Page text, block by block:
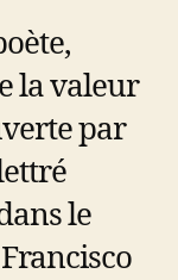
la valeur
par
le